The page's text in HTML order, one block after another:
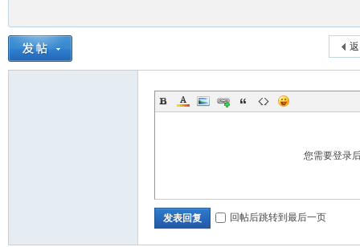
您需要登录
发表回复 回帖后跳转到最后一页